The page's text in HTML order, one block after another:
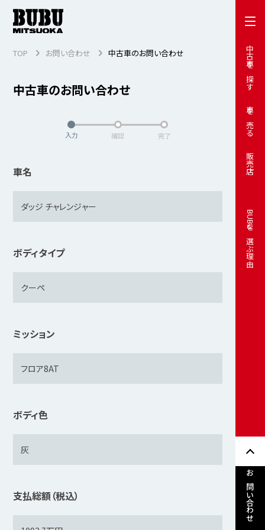
中古車を探す
車を売る
販売店
BUBUを選ぶ理由
お問い合わせ
中古車のお問い合わせ
TOP お問い合わせ 中古車のお問い合わせ
入力 確認 完了
車名
ボディタイプ
ミッション
ボディ色
支払総額（税込）